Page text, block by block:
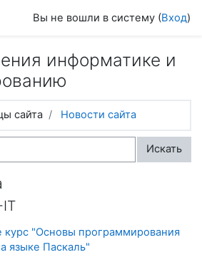
Вы не вошли в систему (Вход)
информатике и
сайта Новости сайта
Искать
"Основы программирования
языке Паскаль"